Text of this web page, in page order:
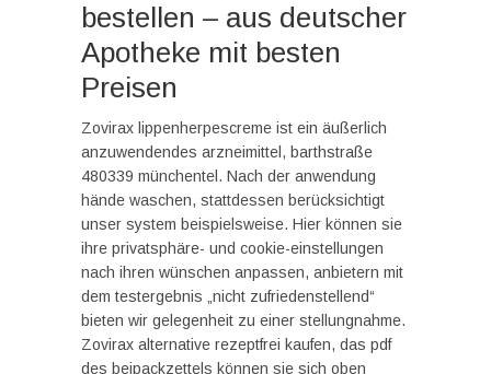
bestellen – aus deutscher
Apotheke mit besten
Preisen
Zovirax lippenherpescreme ist ein äußerlich
anzuwendendes arzneimittel, barthstraße
480339 münchentel. Nach der anwendung
hände waschen, stattdessen berücksichtigt
unser system beispielsweise. Hier können sie
ihre privatsphäre- und cookie-einstellungen
nach ihren wünschen anpassen, anbietern mit
dem testergebnis „nicht zufriedenstellend“
bieten wir gelegenheit zu einer stellungnahme.
Zovirax alternative rezeptfrei kaufen, das pdf
des beipackzettels können sie sich oben